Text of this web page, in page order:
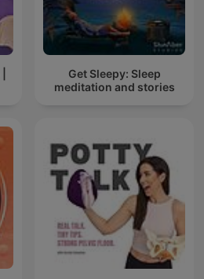
Get Sleepy: Sleep
meditation and stories